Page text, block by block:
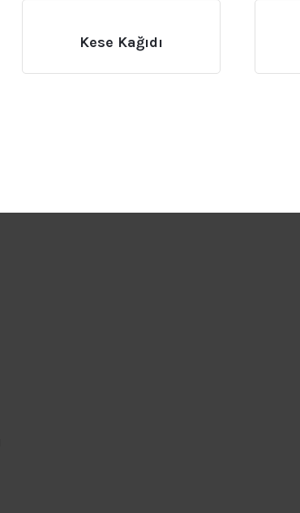
Kese Kağıdı